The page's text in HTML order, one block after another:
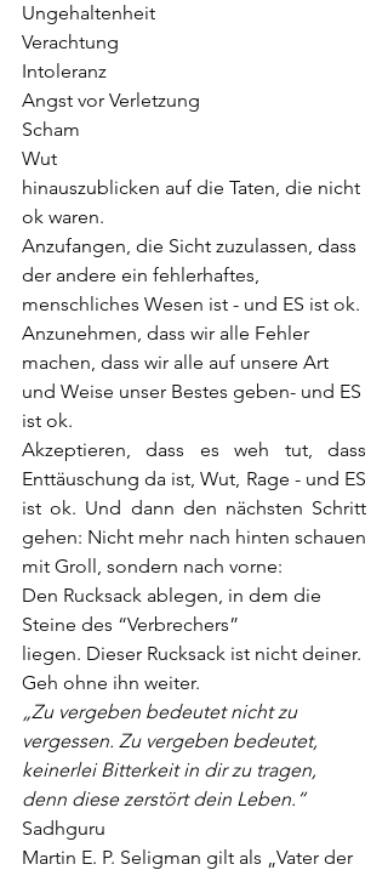
Ungehaltenheit
Verachtung
Intoleranz
Angst vor Verletzung
Scham
Wut
hinauszublicken auf die Taten, die nicht
ok waren.
Anzufangen, die Sicht zuzulassen, dass
der andere ein fehlerhaftes,
menschliches Wesen ist - und ES ist ok.
Anzunehmen, dass wir alle Fehler
machen, dass wir alle auf unsere Art
und Weise unser Bestes geben- und ES
ist ok.
Akzeptieren, dass es weh tut, dass
Enttäuschung da ist, Wut, Rage - und ES
ist ok. Und dann den nächsten Schritt
gehen: Nicht mehr nach hinten schauen
mit Groll, sondern nach vorne:
Den Rucksack ablegen, in dem die
Steine des “Verbrechers”
liegen. Dieser Rucksack ist nicht deiner.
Geh ohne ihn weiter.
„Zu vergeben bedeutet nicht zu
vergessen. Zu vergeben bedeutet,
keinerlei Bitterkeit in dir zu tragen,
denn diese zerstört dein Leben.“
Sadhguru
Martin E. P. Seligman gilt als „Vater der